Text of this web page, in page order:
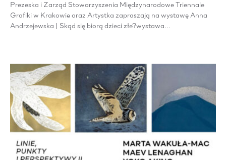
Prezeska i Zarząd Stowarzyszenia Międzynarodowe Triennale
Grafiki w Krakowie oraz Artystka zapraszają na wystawę Anna
Andrzejewska | Skąd się biorą dzieci złe?wystawa…